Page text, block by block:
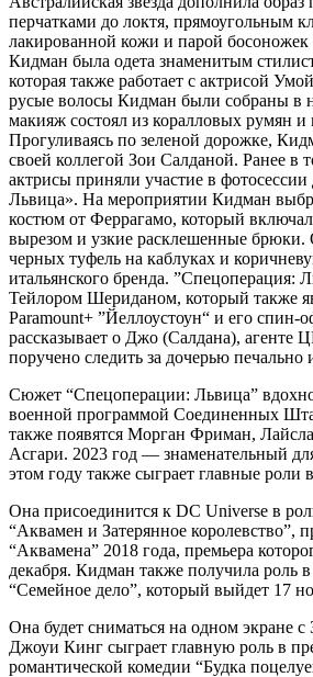
перчатками до локтя, прямоугольным
лакированной кожи и парой
Кидман была одета знаменитым
которая также работает с актрисой
русые волосы Кидман были собраны в
макияж состоял из коралловых румян и
Прогуливаясь по зеленой дорожке,
своей коллегой Зои Салданой. Ранее в
актрисы приняли участие в
Львица». На мероприятии Кидман
костюм от Феррагамо, который
вырезом и узкие расклешенные брюки.
черных туфель на каблуках и
итальянского бренда. ”Спецоперация:
Тейлором Шериданом, который также
Paramount+ ”Йеллоустоун“ и его спин-
рассказывает о Джо (Салдана), агенте
поручено следить за дочерью печально
Сюжет “Спецоперации: Львица”
военной программой Соединенных
также появятся Морган Фриман,
Асгари. 2023 год — знаменательный
этом году также сыграет главные роли
Она присоединится к DC Universe в
“Аквамен и Затерянное королевство”,
“Аквамена” 2018 года, премьера
декабря. Кидман также получила роль
“Семейное дело”, который выйдет 17
Она будет сниматься на одном экране
Джоуи Кинг сыграет главную роль в
романтической комедии “Будка